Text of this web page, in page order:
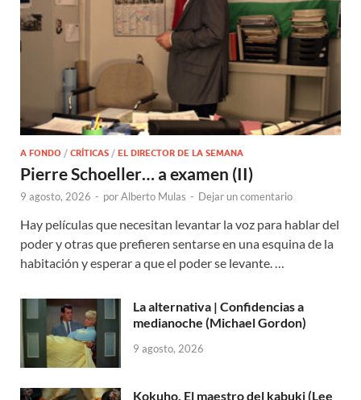
A FONDO / CRÍTICAS / EL DIRECTOR DE LA SEMANA
Pierre Schoeller… a examen (II)
9 agosto, 2026 - porAlberto Mulas - Dejar un comentario
Hay películas que necesitan levantar la voz para hablar del
poder y otras que prefieren sentarse en una esquina de la
habitación y esperar a que el poder se levante. …
La alternativa | Confidencias a
medianoche (Michael Gordon)
9 agosto, 2026
Kokuho. El maestro del kabuki (Lee